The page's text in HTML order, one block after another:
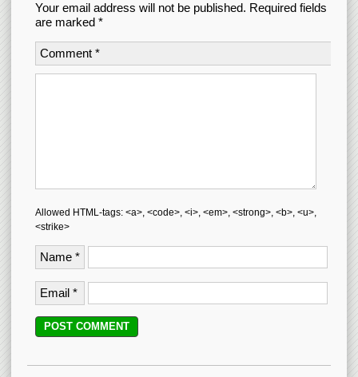
Your email address will not be published. Required fields
are marked *
Comment *
Allowed HTML-tags: <a>, <code>, <i>, <em>, <strong>, <b>, <u>,
<strike>
Name *
Email *